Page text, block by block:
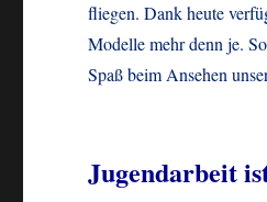
fliegen. Dank heute
Modelle mehr denn je.
Spaß beim Ansehen
Jugendarbeit